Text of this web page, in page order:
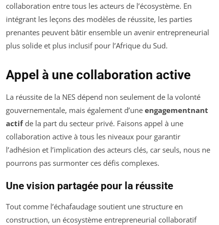
collaboration entre tous les acteurs de l’écosystème. En
intégrant les leçons des modèles de réussite, les parties
prenantes peuvent bâtir ensemble un avenir entrepreneurial
plus solide et plus inclusif pour l’Afrique du Sud.
Appel à une collaboration active
La réussite de la NES dépend non seulement de la volonté
gouvernementale, mais également d’une engagementnant
actifde la part du secteur privé. Faisons appel à une
collaboration active à tous les niveaux pour garantir
l’adhésion et l’implication des acteurs clés, car seuls, nous ne
pourrons pas surmonter ces défis complexes.
Une vision partagée pour la réussite
Tout comme l’échafaudage soutient une structure en
construction, un écosystème entrepreneurial collaboratif